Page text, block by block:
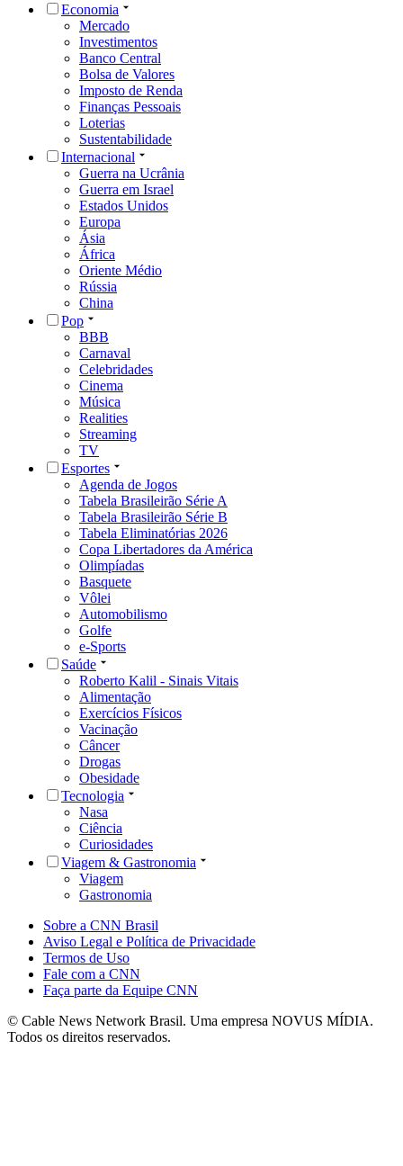
Economia
Mercado
Investimentos
Banco Central
Bolsa de Valores
Imposto de Renda
Finanças Pessoais
Loterias
Sustentabilidade
Internacional
Guerra na Ucrânia
Guerra em Israel
Estados Unidos
Europa
Ásia
África
Oriente Médio
Rússia
China
Pop
BBB
Carnaval
Celebridades
Cinema
Música
Realities
Streaming
TV
Esportes
Agenda de Jogos
Tabela Brasileirão Série A
Tabela Brasileirão Série B
Tabela Eliminatórias 2026
Copa Libertadores da América
Olimpíadas
Basquete
Vôlei
Automobilismo
Golfe
e-Sports
Saúde
Roberto Kalil - Sinais Vitais
Alimentação
Exercícios Físicos
Vacinação
Câncer
Drogas
Obesidade
Tecnologia
Nasa
Ciência
Curiosidades
Viagem & Gastronomia
Viagem
Gastronomia
Sobre a CNN Brasil
Aviso Legal e Política de Privacidade
Termos de Uso
Fale com a CNN
Faça parte da Equipe CNN
© Cable News Network Brasil. Uma empresa NOVUS MÍDIA.
Todos os direitos reservados.